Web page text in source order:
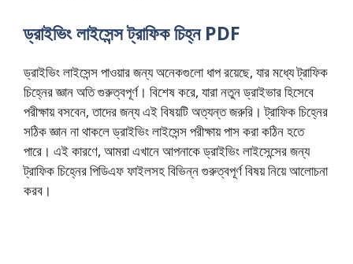
ড্রাইভিং লাইসেন্স ট্রাফিক চিহ্ন PDF
ড্রাইভিং লাইসেন্স পাওয়ার জন্য অনেকগুলো ধাপ রয়েছে, যার মধ্যে ট্রাফিক
চিহ্নের জ্ঞান অতি গুরুত্বপূর্ণ। বিশেষ করে, যারা নতুন ড্রাইভার হিসেবে
পরীক্ষায় বসবেন, তাদের জন্য এই বিষয়টি অত্যন্ত জরুরি। ট্রাফিক চিহ্নের
সঠিক জ্ঞান না থাকলে ড্রাইভিং লাইসেন্স পরীক্ষায় পাস করা কঠিন হতে
পারে। এই কারণে, আমরা এখানে আপনাকে ড্রাইভিং লাইসেন্সের জন্য
ট্রাফিক চিহ্নের পিডিএফ ফাইলসহ বিভিন্ন গুরুত্বপূর্ণ বিষয় নিয়ে আলোচনা
করব।